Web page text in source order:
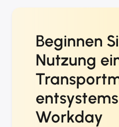
Beginnen
Nutzung
Workday